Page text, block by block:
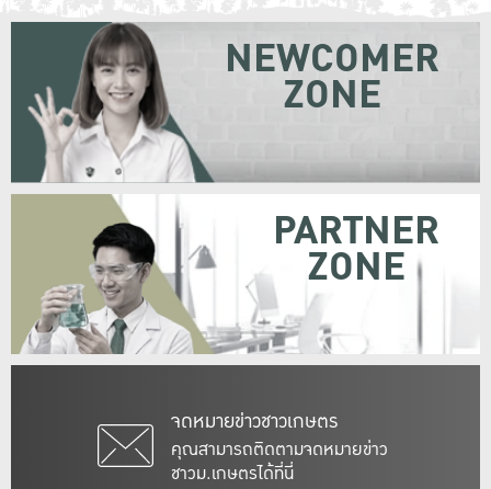
จดหมายข่าวชาวเกษตร
คุณสามารถติดตามจดหมายข่าว
ชาวม.เกษตรได้ที่นี่
NEWCOMER
ZONE
PARTNER
ZONE